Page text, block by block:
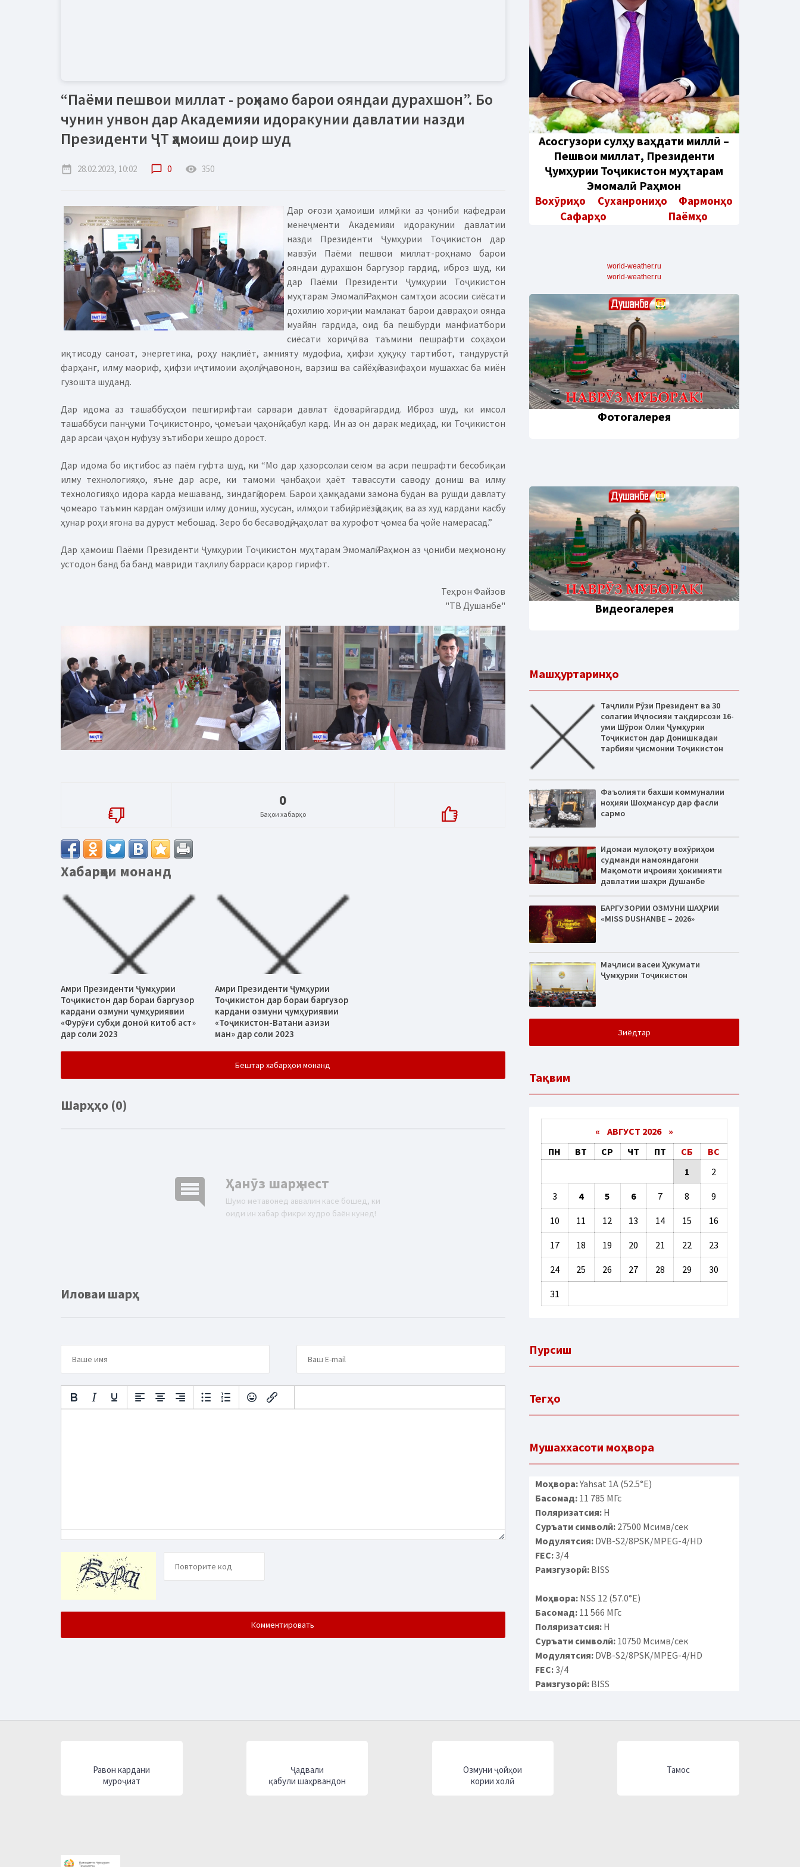
“Паёми пешвои миллат - роҳнамо барои ояндаи дурахшон”. Бо
чунин унвон дар Академияи идоракунии давлатии назди
Президенти ҶТ ҳамоиш доир шуд
date_range 28.02.2023, 10:02 chat_bubble_outline 0 remove_red_eye 350
Дар оғози ҳамоиши илмӣ, ки аз ҷониби кафедраи
менеҷменти Академияи идоракунии давлатии
назди Президенти Ҷумҳурии Тоҷикистон дар
мавзӯи Паёми пешвои миллат-роҳнамо барои
ояндаи дурахшон баргузор гардид, иброз шуд, ки
дар Паёми Президенти Ҷумҳурии Тоҷикистон
муҳтарам Эмомалӣ Раҳмон самтҳои асосии сиёсати
дохилию хориҷии мамлакат барои давраҳои оянда
муайян гардида, оид ба пешбурди манфиатбори
сиёсати хориҷӣ ва таъмини пешрафти соҳаҳои
иқтисоду саноат, энергетика, роҳу нақлиёт, амнияту мудофиа, ҳифзи ҳуқуқу тартибот, тандурустӣ,
фарҳанг, илму маориф, ҳифзи иҷтимоии аҳолӣ, ҷавонон, варзиш ва сайёҳӣ вазифаҳои мушаххас ба миён
гузошта шуданд.
Дар идома аз ташаббусҳои пешгирифтаи сарвари давлат ёдоварӣ гардид. Иброз шуд, ки имсол
ташаббуси панҷуми Тоҷикистонро, ҷомеъаи ҷаҳонӣ қабул кард. Ин аз он дарак медиҳад, ки Тоҷикистон
дар арсаи ҷаҳон нуфузу эътибори хешро дорост.
Дар идома бо иқтибос аз паём гуфта шуд, ки “Мо дар ҳазорсолаи сеюм ва асри пешрафти бесобиқаи
илму технологияҳо, яъне дар асре, ки тамоми ҷанбаҳои ҳаёт тавассути саводу дониш ва илму
технологияҳо идора карда мешаванд, зиндагӣ дорем. Барои ҳамқадами замона будан ва рушди давлату
ҷомеаро таъмин кардан омӯзиши илму дониш, хусусан, илмҳои табиӣ, риёзӣ дақиқ ва аз худ кардани касбу
ҳунар роҳи ягона ва дуруст мебошад. Зеро бо бесаводӣ, ҷаҳолат ва хурофот ҷомеа ба ҷойе намерасад.”
Дар ҳамоиш Паёми Президенти Ҷумҳурии Тоҷикистон муҳтарам Эмомалӣ Раҳмон аз ҷониби меҳмонону
устодон банд ба банд мавриди таҳлилу барраси қарор гирифт.
Теҳрон Файзов
"ТВ Душанбе"
0
Баҳои хабарҳо
Хабарҳои монанд
Амри Президенти Ҷумҳурии
Тоҷикистон дар бораи баргузор
кардани озмуни ҷумҳуриявии
«Фурӯғи субҳи доноӣ китоб аст»
дар соли 2023
Амри Президенти Ҷумҳурии
Тоҷикистон дар бораи баргузор
кардани озмуни ҷумҳуриявии
«Тоҷикистон-Ватани азизи
ман» дар соли 2023
Бештар хабарҳои монанд
Шарҳҳо (0)
comment Ҳанӯз шарҳ нест
Шумо метавонед аввалин касе бошед, ки
оиди ин хабар фикри худро баён кунед!
Иловаи шарҳ
Aсосгузори сулҳу ваҳдати миллӣ –
Пешвои миллат, Президенти
Ҷумҳурии Тоҷикистон муҳтарам
Эмомалӣ Раҳмон
Вохӯриҳо Суханрониҳо
Фармонҳо
Сафарҳо
Паёмҳо
world-weather.ru
world-weather.ru
Фотогалерея
Видеогалерея
Машҳуртаринҳо
Таҷлили Рӯзи Президент ва 30
солагии Иҷлосияи тақдирсози 16-
уми Шӯрои Олии Ҷумҳурии
Тоҷикистон дар Донишкадаи
тарбияи ҷисмонии Тоҷикистон
Фаъолияти бахши коммуналии
ноҳияи Шоҳмансур дар фасли
сармо
Идомаи мулоқоту вохӯриҳои
судманди намояндагони
Мақомоти иҷроияи ҳокимияти
давлатии шаҳри Душанбе
БАРГУЗОРИИ ОЗМУНИ ШАҲРИИ
«MISS DUSHANBE – 2026»
Маҷлиси васеи Ҳукумати
Ҷумҳурии Тоҷикистон
Зиёдтар
Тақвим
« АВГУСТ 2026 »
ПН
ВТ СР ЧТ ПТ СБ
ВС
1
2
3 4 5 6 7 8 9
10 11 12 13 14 15 16
17 18 19 20 21 22 23
24 25 26 27 28 29 30
31
Пурсиш
Тегҳо
Мушаххасоти моҳвора
Моҳвора:Yahsat 1A (52.5°E)
Басомад:11 785 МГс
Поляризатсия:H
Суръати символӣ:27500 Мсимв/сек
Модулятсия:DVB-S2/8PSK/MPEG-4/HD
FEC:3/4
Рамзгузорӣ:BISS
Моҳвора:NSS 12 (57.0°E)
Басомад:11 566 МГс
Поляризатсия:H
Суръати символӣ:10750 Мсимв/сек
Модулятсия:DVB-S2/8PSK/MPEG-4/HD
FEC:3/4
Рамзгузорӣ:BISS
Равон кардани
муроҷиат
Ҷадвали
қабули шаҳрвандон
Озмуни ҷойҳои
кории холӣ
Тамос